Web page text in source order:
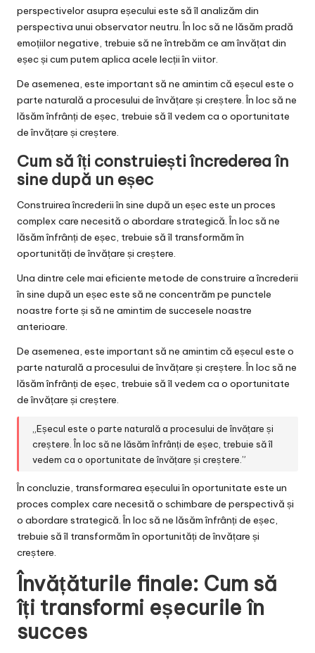
perspectivelor asupra eșecului este să îl analizăm din
perspectiva unui observator neutru. În loc să ne lăsăm pradă
emoțiilor negative, trebuie să ne întrebăm ce am învățat din
eșec și cum putem aplica acele lecții în viitor.
De asemenea, este important să ne amintim că eșecul este o
parte naturală a procesului de învățare și creștere. În loc să ne
lăsăm înfrânți de eșec, trebuie să îl vedem ca o oportunitate
de învățare și creștere.
Cum să îți construiești încrederea în
sine după un eșec
Construirea încrederii în sine după un eșec este un proces
complex care necesită o abordare strategică. În loc să ne
lăsăm înfrânți de eșec, trebuie să îl transformăm în
oportunități de învățare și creștere.
Una dintre cele mai eficiente metode de construire a încrederii
în sine după un eșec este să ne concentrăm pe punctele
noastre forte și să ne amintim de succesele noastre
anterioare.
De asemenea, este important să ne amintim că eșecul este o
parte naturală a procesului de învățare și creștere. În loc să ne
lăsăm înfrânți de eșec, trebuie să îl vedem ca o oportunitate
de învățare și creștere.
„Eșecul este o parte naturală a procesului de învățare și
creștere. În loc să ne lăsăm înfrânți de eșec, trebuie să îl
vedem ca o oportunitate de învățare și creștere.”
În concluzie, transformarea eșecului în oportunitate este un
proces complex care necesită o schimbare de perspectivă și
o abordare strategică. În loc să ne lăsăm înfrânți de eșec,
trebuie să îl transformăm în oportunități de învățare și
creștere.
Învățăturile finale: Cum să
îți transformi eșecurile în
succes